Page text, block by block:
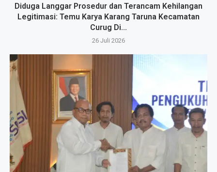
Diduga Langgar Prosedur dan Terancam Kehilangan
Legitimasi: Temu Karya Karang Taruna Kecamatan
Curug Di...
26 Juli 2026